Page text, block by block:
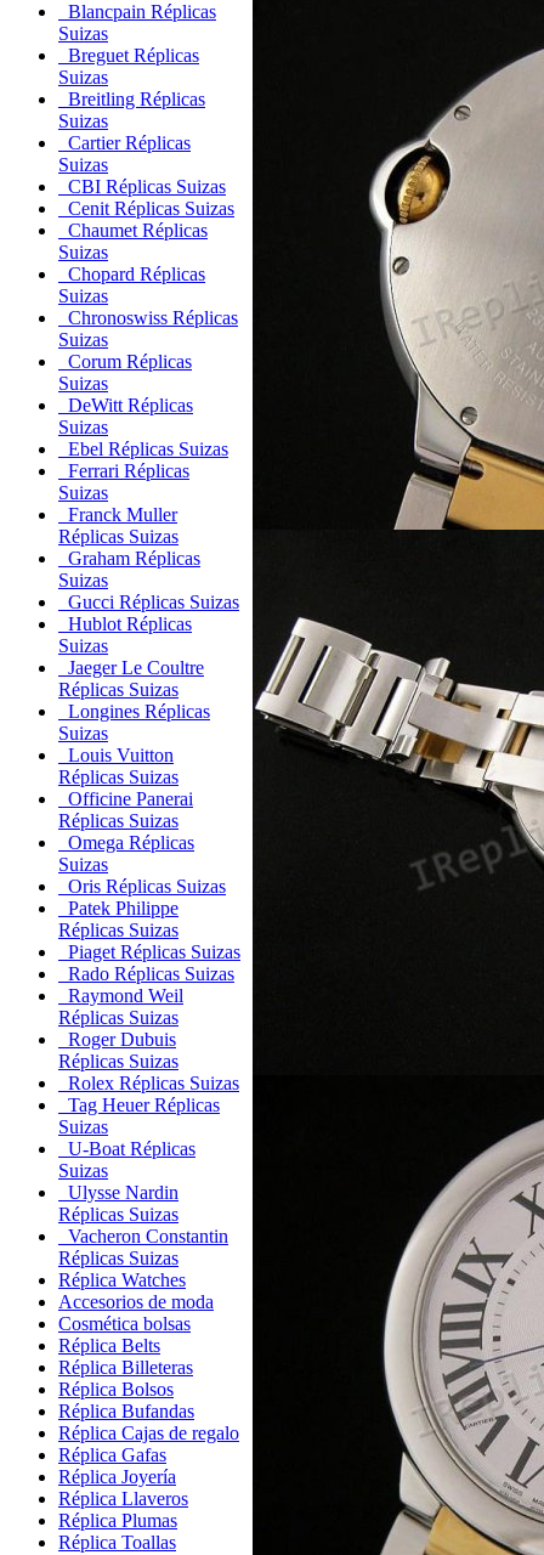
Blancpain Réplicas
Suizas
Breguet Réplicas
Suizas
Breitling Réplicas
Suizas
Cartier Réplicas
Suizas
CBI Réplicas Suizas
Cenit Réplicas Suizas
Chaumet Réplicas
Suizas
Chopard Réplicas
Suizas
Chronoswiss Réplicas
Suizas
Corum Réplicas
Suizas
DeWitt Réplicas
Suizas
Ebel Réplicas Suizas
Ferrari Réplicas
Suizas
Franck Muller
Réplicas Suizas
Graham Réplicas
Suizas
Gucci Réplicas Suizas
Hublot Réplicas
Suizas
Jaeger Le Coultre
Réplicas Suizas
Longines Réplicas
Suizas
Louis Vuitton
Réplicas Suizas
Officine Panerai
Réplicas Suizas
Omega Réplicas
Suizas
Oris Réplicas Suizas
Patek Philippe
Réplicas Suizas
Piaget Réplicas Suizas
Rado Réplicas Suizas
Raymond Weil
Réplicas Suizas
Roger Dubuis
Réplicas Suizas
Rolex Réplicas Suizas
Tag Heuer Réplicas
Suizas
U-Boat Réplicas
Suizas
Ulysse Nardin
Réplicas Suizas
Vacheron Constantin
Réplicas Suizas
Réplica Watches
Accesorios de moda
Cosmética bolsas
Réplica Belts
Réplica Billeteras
Réplica Bolsos
Réplica Bufandas
Réplica Cajas de regalo
Réplica Gafas
Réplica Joyería
Réplica Llaveros
Réplica Plumas
Réplica Toallas